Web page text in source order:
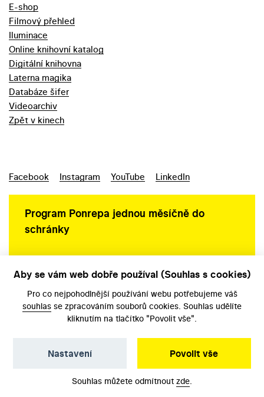
E-shop
Filmový přehled
Iluminace
Online knihovní katalog
Digitální knihovna
Laterna magika
Databáze šifer
Videoarchiv
Zpět v kinech
Facebook Instagram YouTube LinkedIn
Program Ponrepa jednou měsíčně do
schránky
Aby se vám web dobře používal (Souhlas s cookies)
Pro co nejpohodlnější používání webu potřebujeme váš
souhlas se zpracováním souborů cookies. Souhlas udělíte
kliknutím na tlačítko "Povolit vše".
Povolit vše
Nastavení
Souhlas můžete odmítnout zde